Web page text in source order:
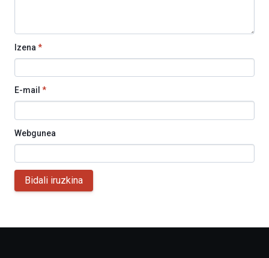
Izena *
E-mail *
Webgunea
Bidali iruzkina